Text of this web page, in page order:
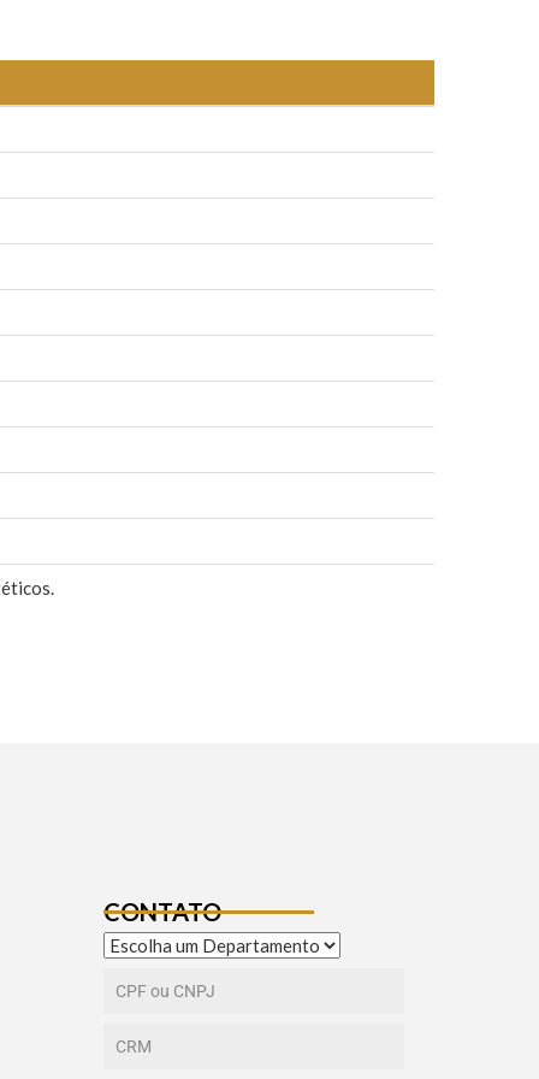
CONTATO